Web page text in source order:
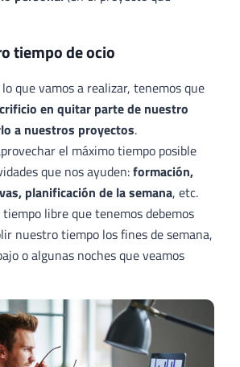
tiempo de ocio
que vamos a realizar, tenemos que
en quitar parte de nuestro
a nuestros proyectos.
el máximo tiempo posible
que nos ayuden:formación,
planificación de la semana, etc.
libre que tenemos debemos
nuestro tiempo los fines de semana,
o algunas noches que veamos